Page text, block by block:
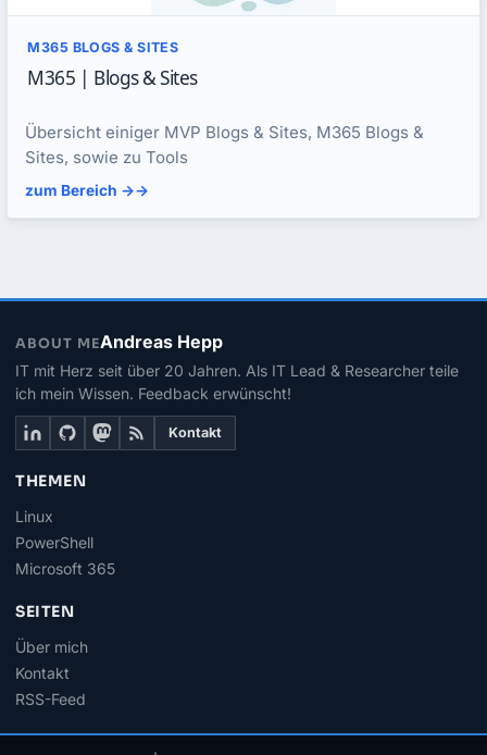
M365 BLOGS & SITES
M365 | Blogs & Sites
Übersicht einiger MVP Blogs & Sites, M365 Blogs &
Sites, sowie zu Tools
zum Bereich ->->
ABOUT MEAndreas Hepp
IT mit Herz seit über 20 Jahren. Als IT Lead & Researcher teile
ich mein Wissen. Feedback erwünscht!
Kontakt
THEMEN
Linux
PowerShell
Microsoft 365
SEITEN
Über mich
Kontakt
RSS-Feed